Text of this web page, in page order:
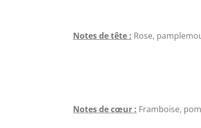
Notes de tête : Rose,
Notes de cœur : Framboise,